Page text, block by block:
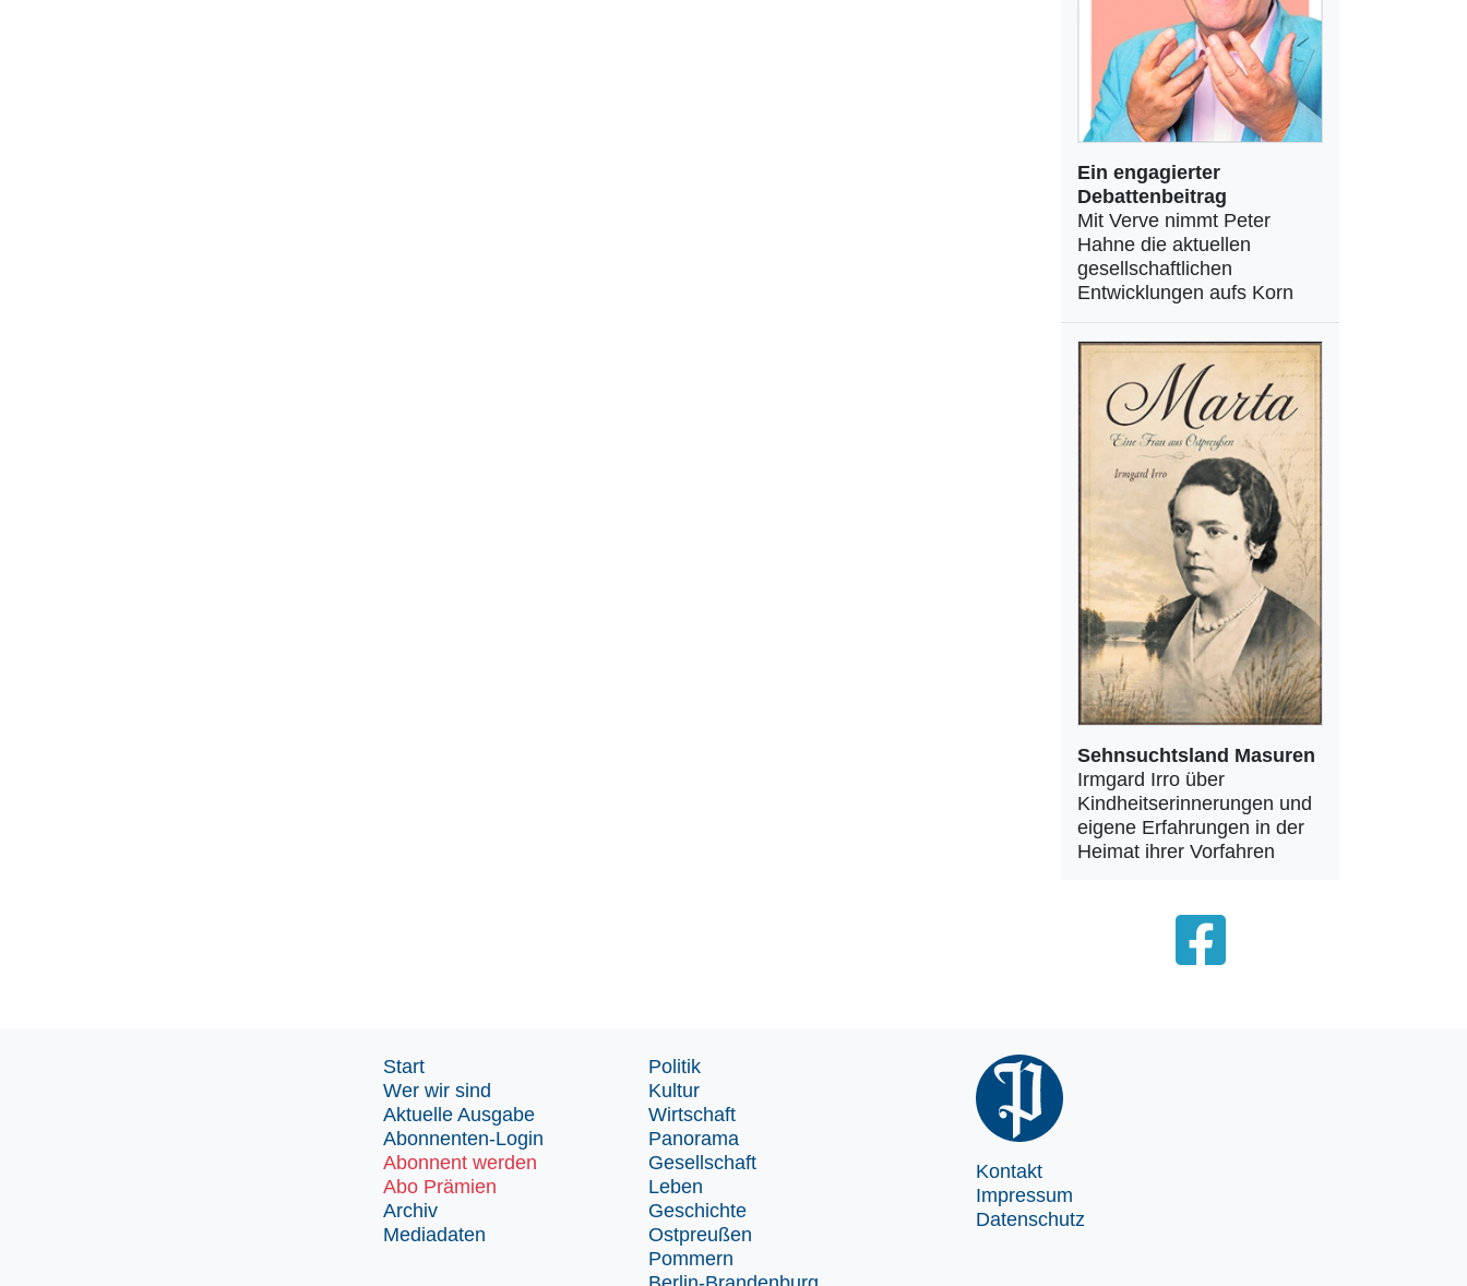
Ein engagierter
Debattenbeitrag
Mit Verve nimmt Peter
Hahne die aktuellen
gesellschaftlichen
Entwicklungen aufs Korn
Sehnsuchtsland Masuren
Irmgard Irro über
Kindheitserinnerungen und
eigene Erfahrungen in der
Heimat ihrer Vorfahren
Start
Wer wir sind
Aktuelle Ausgabe
Abonnenten-Login
Abonnent werden
Abo Prämien
Archiv
Mediadaten
Politik
Kultur
Wirtschaft
Panorama
Gesellschaft
Leben
Geschichte
Ostpreußen
Pommern
Kontakt
Impressum
Datenschutz